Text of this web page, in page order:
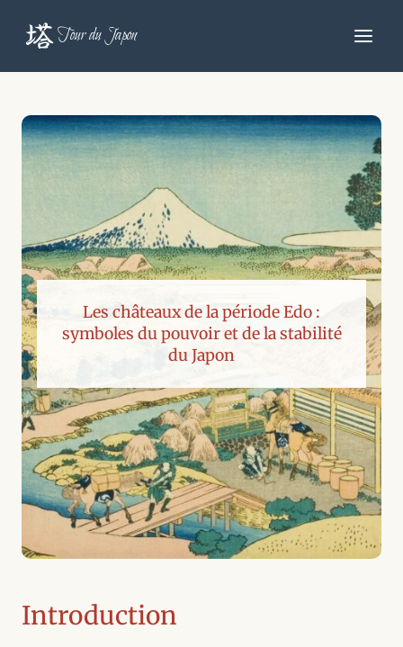
Tour du Japon
Les châteaux de la période Edo :
symboles du pouvoir et de la stabilité
du Japon
Introduction